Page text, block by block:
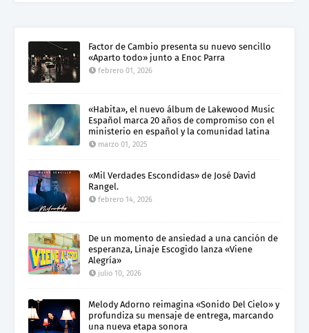
Factor de Cambio presenta su nuevo sencillo
«Aparto todo» junto a Enoc Parra
febrero 01, 2026
«Habita», el nuevo álbum de Lakewood Music
Español marca 20 años de compromiso con el
ministerio en español y la comunidad latina
marzo 01, 2025
«Mil Verdades Escondidas» de José David
Rangel.
febrero 14, 2026
De un momento de ansiedad a una canción de
esperanza, Linaje Escogido lanza «Viene
Alegría»
julio 10, 2026
Melody Adorno reimagina «Sonido Del Cielo» y
profundiza su mensaje de entrega, marcando
una nueva etapa sonora